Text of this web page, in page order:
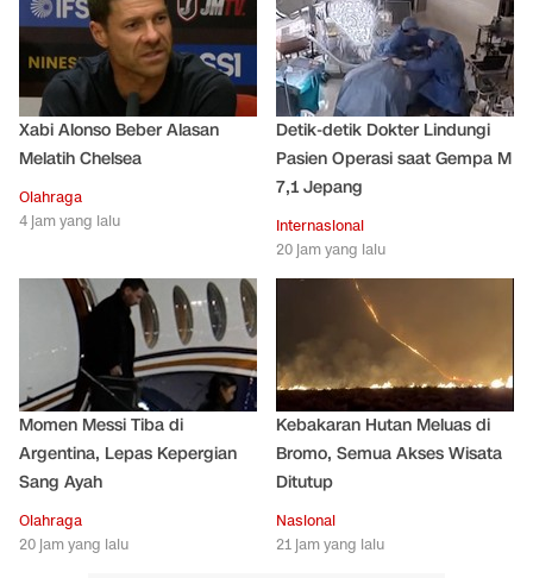
Xabi Alonso Beber Alasan
Melatih Chelsea
Olahraga
4 jam yang lalu
Detik-detik Dokter Lindungi
Pasien Operasi saat Gempa M
7,1 Jepang
Internasional
20 jam yang lalu
Momen Messi Tiba di
Argentina, Lepas Kepergian
Sang Ayah
Olahraga
20 jam yang lalu
Kebakaran Hutan Meluas di
Bromo, Semua Akses Wisata
Ditutup
Nasional
21 jam yang lalu